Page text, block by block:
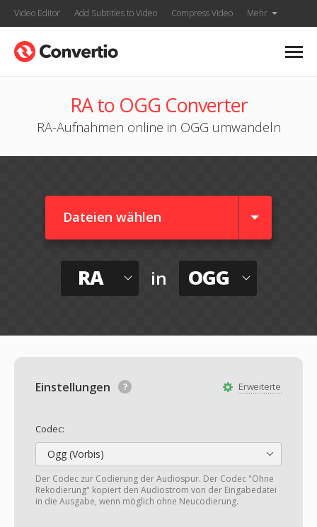
Video Editor Add Subtitles to Video Compress Video Mehr
RA to OGG Converter
RA-Aufnahmen online in OGG umwandeln
Dateien wählen
RA in OGG
Erweiterte
Einstellungen
Codec:
Ogg (Vorbis)
Der Codec zur Codierung der Audiospur. Der Codec "Ohne
Rekodierung" kopiert den Audiostrom von der Eingabedatei
in die Ausgabe, wenn möglich ohne Neucodierung.